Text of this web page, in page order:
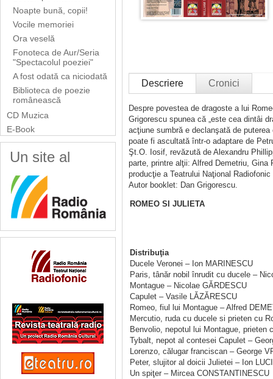
Noapte bună, copii!
Vocile memoriei
Ora veselă
Fonoteca de Aur/Seria
"Spectacolul poeziei"
A fost odată ca niciodată
Biblioteca de poezie
românească
CD Muzica
E-Book
Un site al
Descriere Cronici
Despre povestea de dragoste a lui
Grigorescu spunea că „este cea dintâi
acţiune sumbră e declanşată de
poate fi ascultată într-o adaptare de
Şt.O. Iosif, revăzută de Alexandru
parte, printre alţii: Alfred Demetriu,
producţie a Teatrului Naţional
Autor booklet: Dan Grigorescu.
ROMEO SI JULIETA
Distribuţia
Ducele Veronei – Ion MARINESCU
Paris, tânăr nobil înrudit cu ducele –
Montague – Nicolae GĂRDESCU
Capulet – Vasile LĂZĂRESCU
Romeo, fiul lui Montague – Alfred
Mercutio, ruda cu ducele si prieten cu
Benvolio, nepotul lui Montague, prieten
Tybalt, nepot al contesei Capulet –
Lorenzo, călugar franciscan – George
Peter, slujitor al doicii Julietei – Ion
Un spiţer – Mircea CONSTANTINESCU